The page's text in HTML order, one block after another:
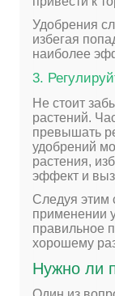
Удобрения
избегая
наиболее
3.
Не стоит
растений.
превышать
удобрений
растения,
эффект и
Следуя этим
применении
правильное
хорошему
Нужно ли